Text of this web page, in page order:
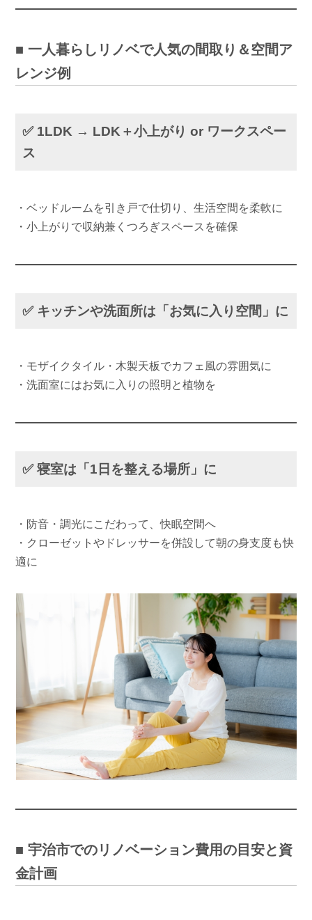
■ 一人暮らしリノベで人気の間取り＆空間ア
レンジ例
✅ 1LDK → LDK＋小上がり or ワークスペー
ス
・ベッドルームを引き戸で仕切り、生活空間を柔軟に
・小上がりで収納兼くつろぎスペースを確保
✅ キッチンや洗面所は「お気に入り空間」に
・モザイクタイル・木製天板でカフェ風の雰囲気に
・洗面室にはお気に入りの照明と植物を
✅ 寝室は「1日を整える場所」に
・防音・調光にこだわって、快眠空間へ
・クローゼットやドレッサーを併設して朝の身支度も快
適に
■ 宇治市でのリノベーション費用の目安と資
金計画